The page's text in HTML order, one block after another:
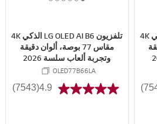
تلفزيون LG OLED AI B6 الذكي 4K
1
f
6
2
f
6
3
f
6
4
f
6
5
f
6
6
f
6
تلفزيون LG OLED AI B6 الذكي 4K
مقاس 77 بوصة، ألوان دقيقة
وتجربة ألعاب سلسة 2026
OLED77B66LA
4.9
(7543)